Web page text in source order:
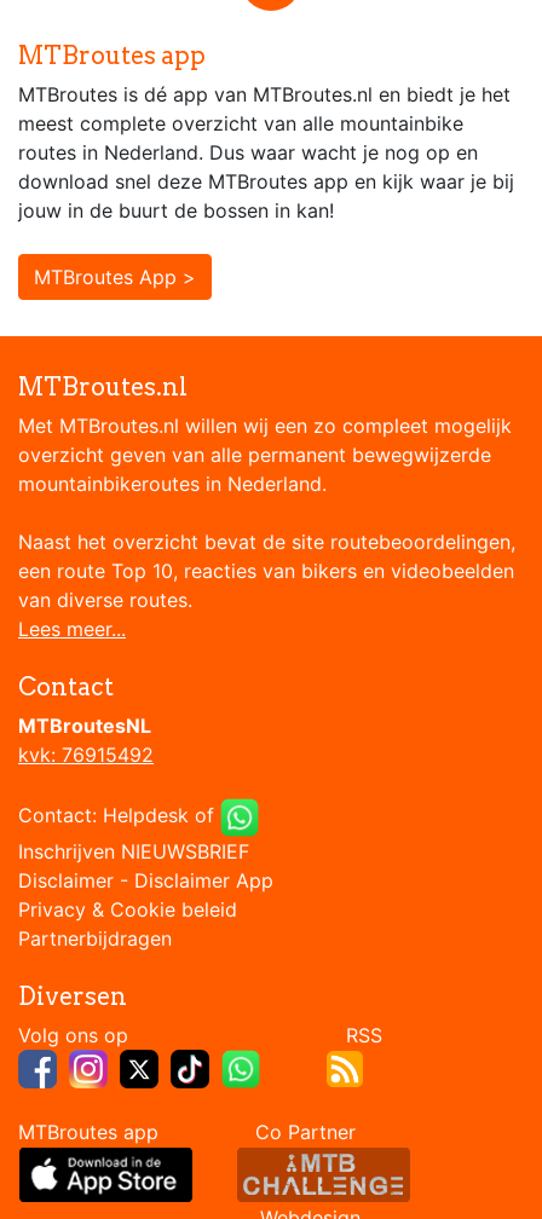
MTBroutes app
MTBroutes is dé app van MTBroutes.nl en biedt je het
meest complete overzicht van alle mountainbike
routes in Nederland. Dus waar wacht je nog op en
download snel deze MTBroutes app en kijk waar je bij
jouw in de buurt de bossen in kan!
MTBroutes App >
MTBroutes.nl
Met MTBroutes.nl willen wij een zo compleet mogelijk
overzicht geven van alle permanent bewegwijzerde
mountainbikeroutes in Nederland.
Naast het overzicht bevat de site routebeoordelingen,
een route Top 10, reacties van bikers en videobeelden
van diverse routes.
Lees meer...
Contact
MTBroutesNL
kvk: 76915492
Contact: Helpdesk of
Inschrijven NIEUWSBRIEF
Disclaimer - Disclaimer App
Privacy & Cookie beleid
Partnerbijdragen
Diversen
Volg ons op RSS
MTBroutes app Co Partner